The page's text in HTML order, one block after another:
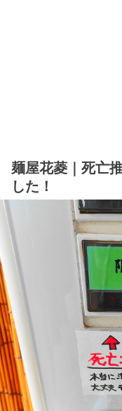
麺屋花菱｜死亡
した！